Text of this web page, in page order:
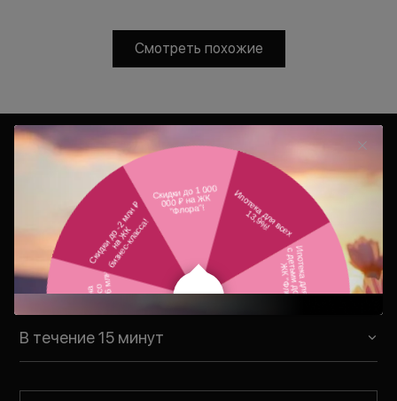
Смотреть похожие
Консультация
Ваш персональный менеджер
свяжется с Вами в удобное для Вас
В течение 15 минут